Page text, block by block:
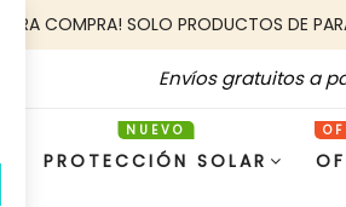
COMPRA! SOLO PRODUCTOS DE
Envíos gratuitos a
PROTECCIÓN SOLAR